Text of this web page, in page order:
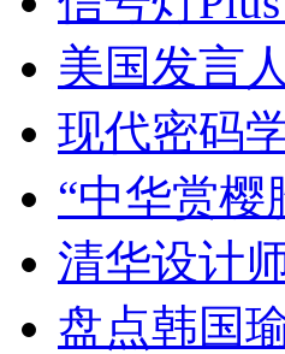
美国发言
现代密码
“中华赏樱
清华设计
盘点韩国